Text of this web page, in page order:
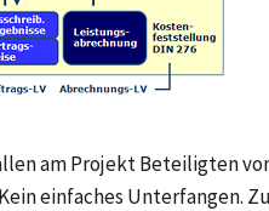
am Projekt Beteiligten
einfaches Unterfangen.